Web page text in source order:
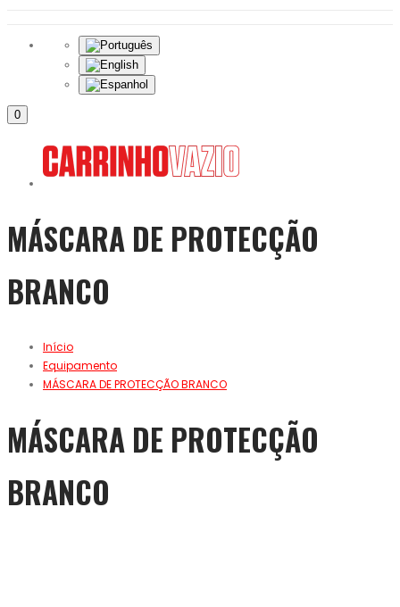
0
MÁSCARA DE PROTECÇÃO
BRANCO
Início
Equipamento
MÁSCARA DE PROTECÇÃO BRANCO
MÁSCARA DE PROTECÇÃO
BRANCO